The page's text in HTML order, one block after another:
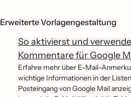
Erweiterte Vorlagengestaltung
So aktivierst und
Kommentare für Google
Erfahre mehr über E-Mail-
wichtige Informationen in der
Posteingang von Google Mail